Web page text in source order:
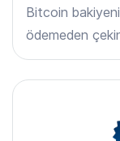
Bitcoin
ödemeden